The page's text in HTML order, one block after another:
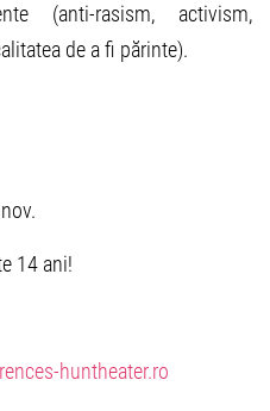
(anti-rasism, activism,
de a fi părinte).
14 ani!
huntheater.ro